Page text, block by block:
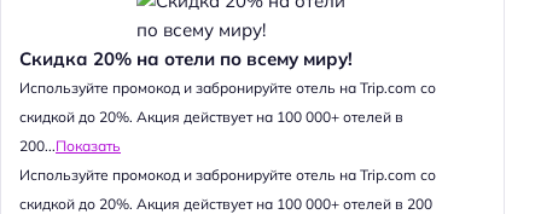
Скидка 20% на отели по всему миру!
Используйте промокод и забронируйте отель на Trip.com со
скидкой до 20%. Акция действует на 100 000+ отелей в
200...Показать
Используйте промокод и забронируйте отель на Trip.com со
скидкой до 20%. Акция действует на 100 000+ отелей в 200